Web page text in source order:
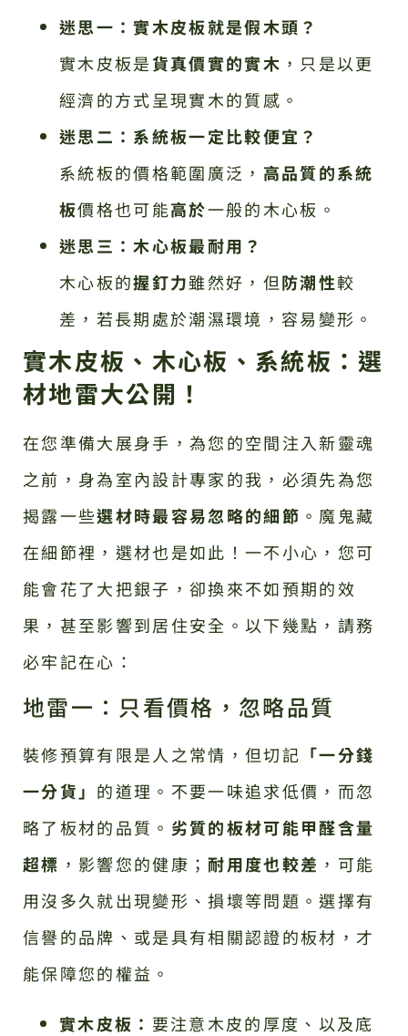
迷思一：實木皮板就是假木頭？
實木皮板是貨真價實的實木 ，只是以更
經濟的方式呈現實木的質感。
迷思二：系統板一定比較便宜？
系統板的價格範圍廣泛， 高品質的系統
板價格也可能高於一般的木心板。
迷思三：木心板最耐用？
木心板的握釘力雖然好，但防潮性較
差，若長期處於潮濕環境，容易變形。
實木皮板、木心板、系統板：選
材地雷大公開！
在您準備大展身手，為您的空間注入新靈魂
之前，身為室內設計專家的我，必須先為您
揭露一些選材時最容易忽略的細節 。魔鬼藏
在細節裡，選材也是如此！一不小心，您可
能會花了大把銀子，卻換來不如預期的效
果，甚至影響到居住安全。以下幾點，請務
必牢記在心：
地雷一：只看價格，忽略品質
裝修預算有限是人之常情，但切記 「一分錢
一分貨」 的道理。不要一味追求低價，而忽
略了板材的品質。 劣質的板材可能甲醛含量
超標 ，影響您的健康；耐用度也較差 ，可能
用沒多久就出現變形、損壞等問題。選擇有
信譽的品牌、或是具有相關認證的板材，才
能保障您的權益。
實木皮板： 要注意木皮的厚度、以及底